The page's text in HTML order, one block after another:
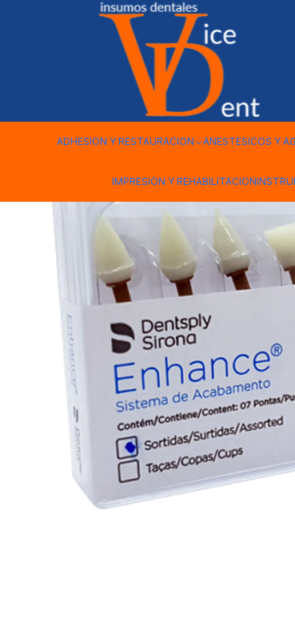
ADHESION Y RESTAURACION ANESTESICOS Y
IMPRESION Y REHABILITACION
FRESAS Y PULIDO ENHANCE SURTIDO